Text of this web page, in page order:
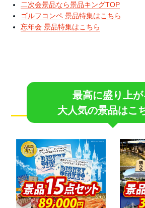
二次会景品なら景品キングTOP
ゴルフコンペ 景品特集はこちら
忘年会 景品特集はこちら
最高に盛り上が
大人気の景品はこ